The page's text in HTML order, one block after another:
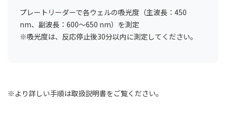
プレートリーダーで各ウェルの吸光度（主波長：450
nm、副波長：600～650 nm）を測定
※吸光度は、反応停止後30分以内に測定してください。
※より詳しい手順は取扱説明書をご覧ください。